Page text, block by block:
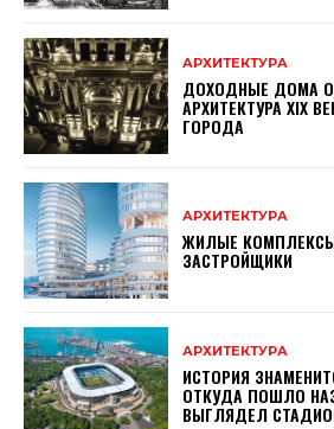
АРХИТЕКТУРА
ДОХОДНЫЕ ДОМА
АРХИТЕКТУРА XIX
ГОРОДА
АРХИТЕКТУРА
ЖИЛЫЕ
ЗАСТРОЙЩИКИ
АРХИТЕКТУРА
ИСТОРИЯ
ОТКУДА ПОШЛО
ВЫГЛЯДЕЛ